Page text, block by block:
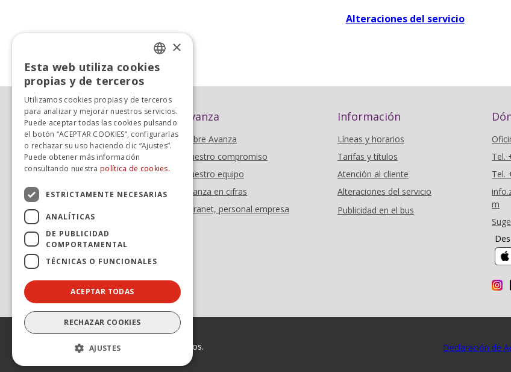
Alteraciones del servicio
Avanza
Sobre Avanza
Nuestro compromiso
Nuestro equipo
Avanza en cifras
Intranet, personal empresa
Información
Líneas y horarios
Tarifas y títulos
Atención al cliente
Alteraciones del servicio
Publicidad en el bus
Tel.
Tel.
m
© 2026 Avanza. Todos los derechos reservados. Declaración de
SPANISH
×
Esta web utiliza cookies
propias y de terceros
Utilizamos cookies propias y de terceros
para analizar y mejorar nuestros servicios.
Puede aceptar todas las cookies pulsando
el botón “ACEPTAR COOKIES”, configurarlas
o rechazar su uso haciendo clic “Ajustes”.
Puede obtener más información
consultando nuestra política de cookies.
ESTRICTAMENTE NECESARIAS
ANALÍTICAS
DE PUBLICIDAD
COMPORTAMENTAL
TÉCNICAS O FUNCIONALES
ACEPTAR TODAS
RECHAZAR COOKIES
AJUSTES